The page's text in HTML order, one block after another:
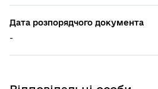
Дата розпорядчого документа
-